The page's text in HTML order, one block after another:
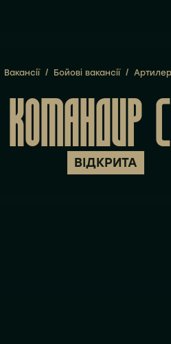
Вакансії/ Бойові вакансії/
КОМАНДИР
ВІДКРИТА